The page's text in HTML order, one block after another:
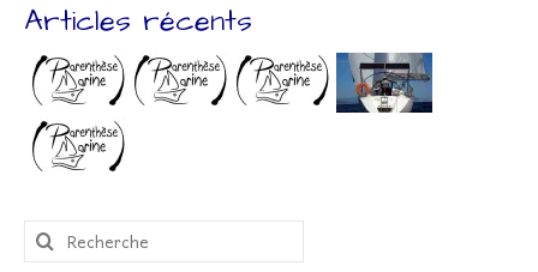
Articles récents
Rechercher
: